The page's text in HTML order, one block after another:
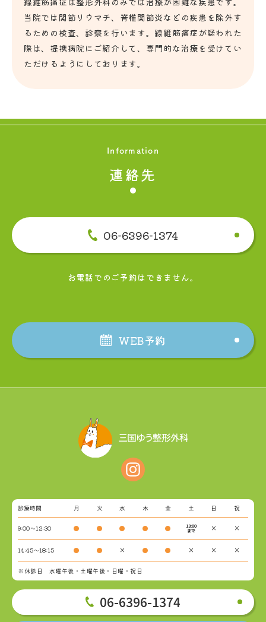
当院では関節リウマチ、脊椎関節炎などの疾患を除外す
るための検査、診察を行います。線維筋痛症が疑われた
際は、提携病院にご紹介して、専門的な治療を受けてい
ただけるようにしております。
Information
連絡先
06-6396-1374
お電話でのご予約はできません。
WEB予約
診療時間 月 火 水 木 金 土 日 祝
9:00～12:30 ● ● ● ● ● 13:00
まで × ×
14:45～18:15 ● ● × ● ● × × ×
※休診日 水曜午後・土曜午後・日曜・祝日
06-6396-1374